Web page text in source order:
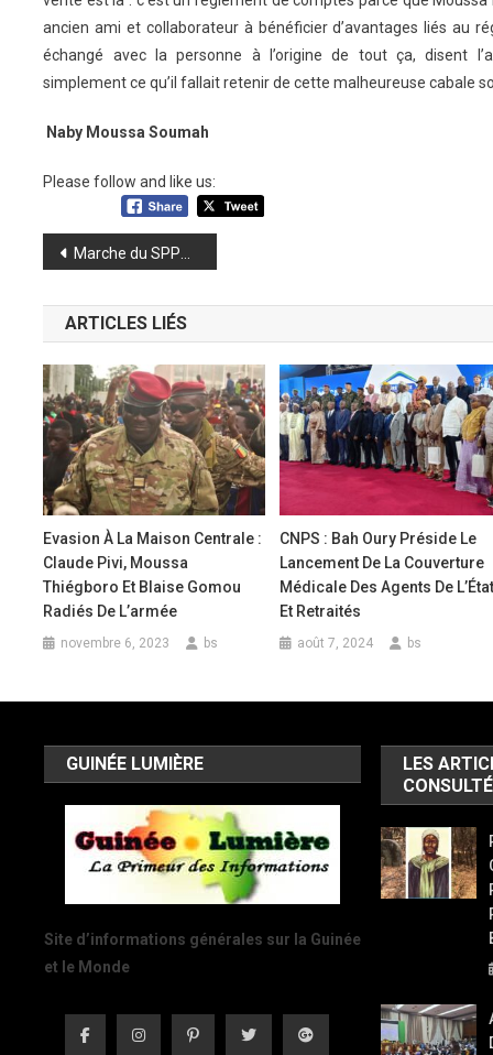
ancien ami et collaborateur à bénéficier d’avantages liés au
échangé avec la personne à l’origine de tout ça, disent
simplement ce qu’il fallait retenir de cette malheureuse cabale
Naby Moussa Soumah
Please follow and like us:
Navigation
de
l’article
Marche du SPPG : Pendessa et plusieurs journalistes arrêtés et déposés au commissariat central de Police de Kaloum
ARTICLES LIÉS
Evasion À La Maison Centrale :
Claude Pivi, Moussa
Thiégboro Et Blaise Gomou
Radiés De L’armée
novembre 6, 2023 bs
CNPS : Bah Oury Préside Le
Lancement De La Couverture
Médicale Des Agents De L’État
Et Retraités
août 7, 2024 bs
GUINÉE LUMIÈRE
Site d’informations générales sur la Guinée
et le Monde
LES